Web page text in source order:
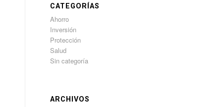
CATEGORÍAS
Ahorro
Inversión
Protección
Salud
Sin categoría
ARCHIVOS